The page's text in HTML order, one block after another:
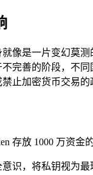
像是一片变幻莫
完善的阶段，不
止加密货币交易
存放 1000 万资金
识，将私钥视为